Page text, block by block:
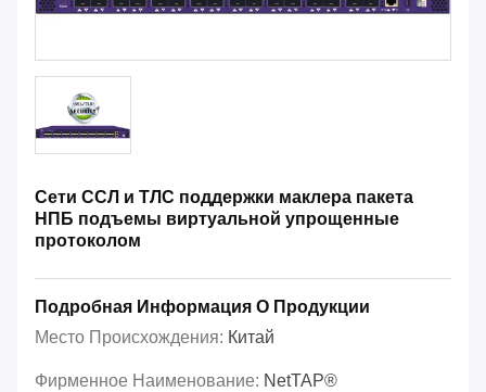
Сети ССЛ и ТЛС поддержки маклера пакета
НПБ подъемы виртуальной упрощенные
протоколом
Подробная Информация О Продукции
Место Происхождения: Китай
Фирменное Наименование: NetTAP®